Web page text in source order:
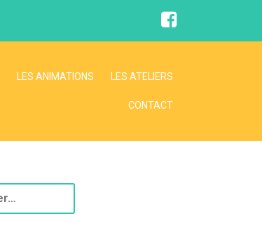
LES ANIMATIONS LES ATELIERS
CONTACT